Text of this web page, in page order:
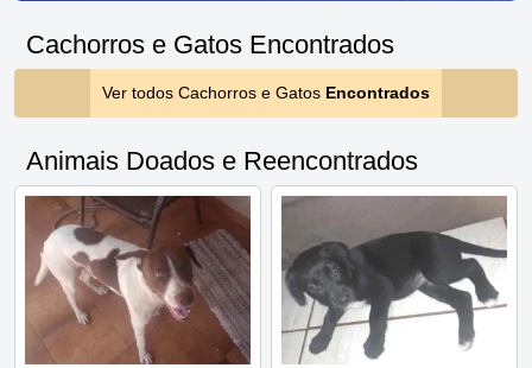
Cachorros e Gatos Encontrados
Ver todos Cachorros e Gatos Encontrados
Animais Doados e Reencontrados